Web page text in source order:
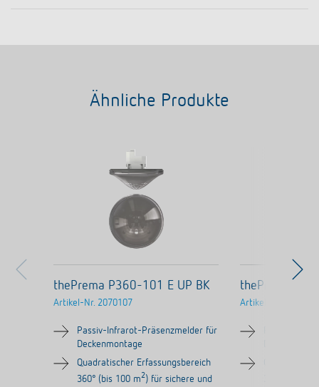
Ähnliche Produkte
thePrema P360-101 E UP BK
Artikel-Nr. 2070107
Passiv-Infrarot-Präsenzmelder für
Deckenmontage
Quadratischer Erfassungsbereich
360° (bis 100 m2) für sichere und
thePrema
Artikel-Nr.